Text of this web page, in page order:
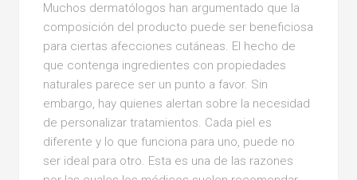
Muchos dermatólogos han argumentado que la
composición del producto puede ser beneficiosa
para ciertas afecciones cutáneas. El hecho de
que contenga ingredientes con propiedades
naturales parece ser un punto a favor. Sin
embargo, hay quienes alertan sobre la necesidad
de personalizar tratamientos. Cada piel es
diferente y lo que funciona para uno, puede no
ser ideal para otro. Esta es una de las razones